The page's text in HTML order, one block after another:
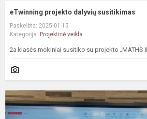
eTwinning projekto dalyvių susitikimas
Paskelbta: 2025-01-15
Kategorija: Projektinė veikla
2a klasės mokiniai susitiko su projekto „MATHS